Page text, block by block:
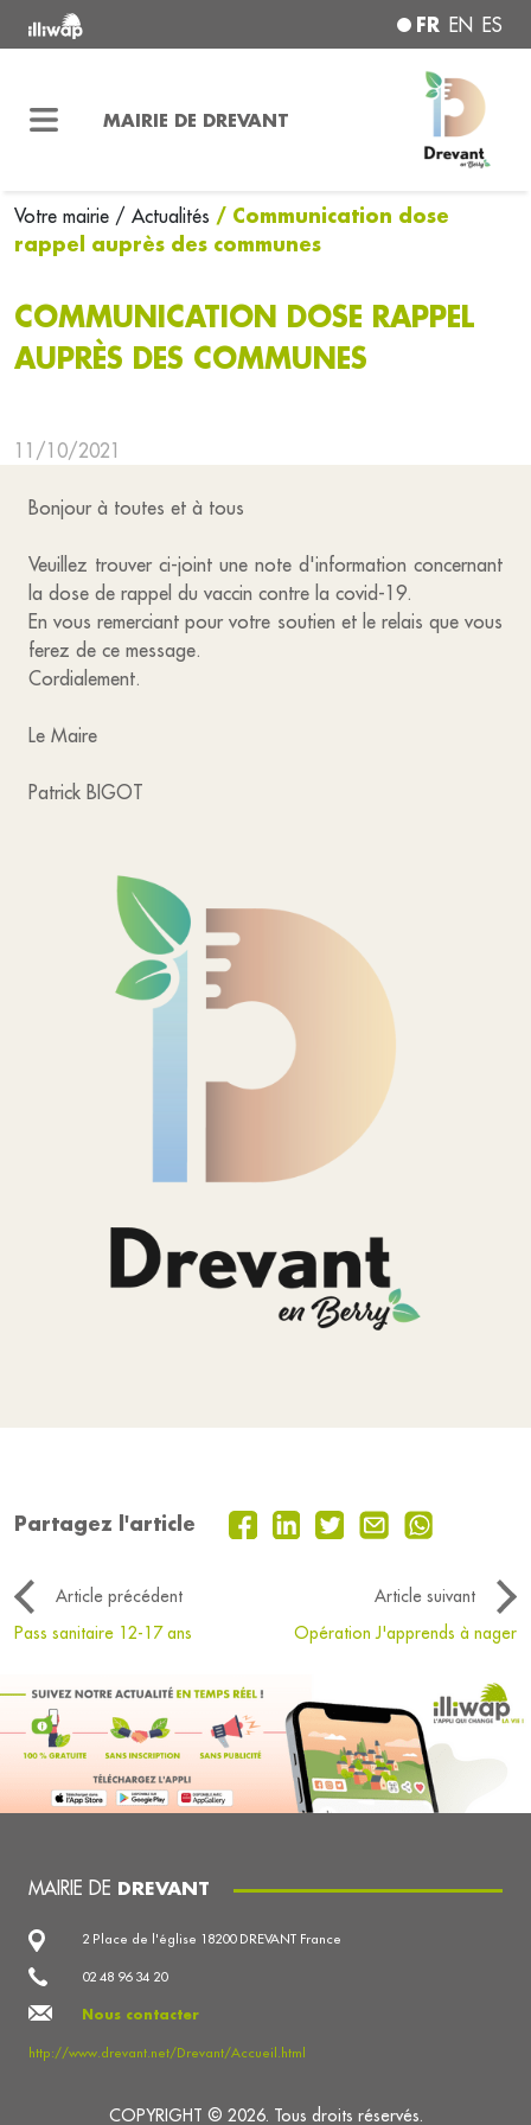
FR EN ES
MAIRIE DE DREVANT
Votre mairie / Actualités / Communication dose
rappel auprès des communes
COMMUNICATION DOSE RAPPEL
AUPRÈS DES COMMUNES
11/10/2021
Bonjour à toutes et à tous
Veuillez trouver ci-joint une note d'information concernant
la dose de rappel du vaccin contre la covid-19.
En vous remerciant pour votre soutien et le relais que vous
ferez de ce message.
Cordialement.
Le Maire
Patrick BIGOT
Partagez l'article
Article précédent
Article suivant
Pass sanitaire 12-17 ans
Opération J'apprends à nager
MAIRIE DE DREVANT
2 Place de l'église 18200 DREVANT France
02 48 96 34 20
Nous contacter
http://www.drevant.net/Drevant/Accueil.html
COPYRIGHT © 2026. Tous droits réservés.